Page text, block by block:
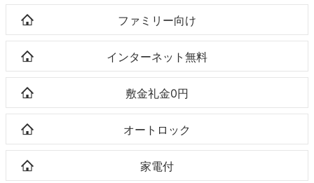
ファミリー向け
インターネット無料
敷金礼金0円
オートロック
家電付